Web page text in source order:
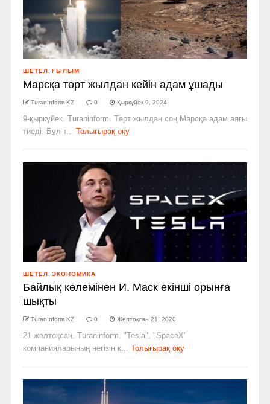
ШЕТЕЛ ҒЫЛЫМ
Марсқа төрт жылдан кейін адам ұшады
TuranInform KZ 0 Қыркүйек 9, 2024
9-қыркүйек. Turaninform. Төрт жылдан соң Марсқа адам аяғы
тиеді. Бұл т...
Толығырақ оқу
ШЕТЕЛ ЭКОНОМИКА
Байлық көлемінен И. Маск екінші орынға
шықты
TuranInform KZ 0 Желтоқсан 21, 2020
21-желтоқсан. Turaninform. "Tesla", "SpaceX"
компанияларының негізін қ...
Толығырақ оқу